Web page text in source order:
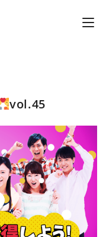
vol.45